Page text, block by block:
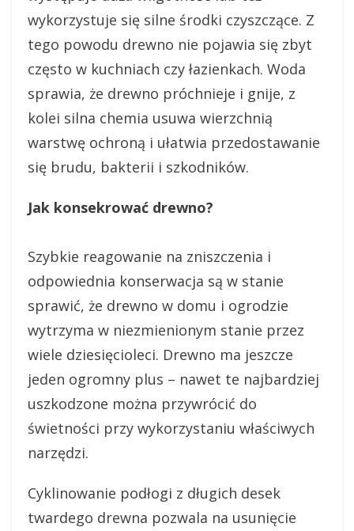
wykorzystuje się silne środki czyszczące. Z
tego powodu drewno nie pojawia się zbyt
często w kuchniach czy łazienkach. Woda
sprawia, że drewno próchnieje i gnije, z
kolei silna chemia usuwa wierzchnią
warstwę ochroną i ułatwia przedostawanie
się brudu, bakterii i szkodników.
Jak konsekrować drewno?
Szybkie reagowanie na zniszczenia i
odpowiednia konserwacja są w stanie
sprawić, że drewno w domu i ogrodzie
wytrzyma w niezmienionym stanie przez
wiele dziesięcioleci. Drewno ma jeszcze
jeden ogromny plus – nawet te najbardziej
uszkodzone można przywrócić do
świetności przy wykorzystaniu właściwych
narzędzi.
Cyklinowanie podłogi z długich desek
twardego drewna pozwala na usunięcie